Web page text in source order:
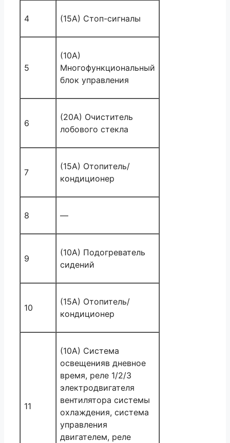
4 (15A) Стоп-сигналы
5
(10A)
Многофункциональный
блок управления
6
(20A) Очиститель
лобового стекла
7
(15A) Отопитель/
кондиционер
8 —
9
(10A) Подогреватель
сидений
10
(15A) Отопитель/
кондиционер
11
(10A) Система
освещенияв дневное
время, реле 1/2/3
электродвигателя
вентилятора системы
охлаждения, система
управления
двигателем, реле